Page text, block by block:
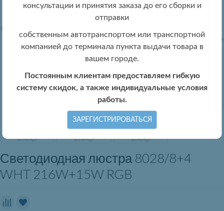
Светодиодная люстра 8028/8+4
WHT 216W+15W RGB
консультации и принятия заказа до его сборки и
отправки
собственным автотранспортом или транспортной
компанией до терминала пункта выдачи товара в
вашем городе.
Постоянным клиентам предоставляем гибкую
систему скидок, а также индивидуальные условия
работы.
ЗАРЕГИСТРИРОВАТЬСЯ